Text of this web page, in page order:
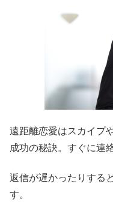
遠距離恋愛はスカイプ
成功の秘訣。すぐに連
返信が遅かったりする
す。